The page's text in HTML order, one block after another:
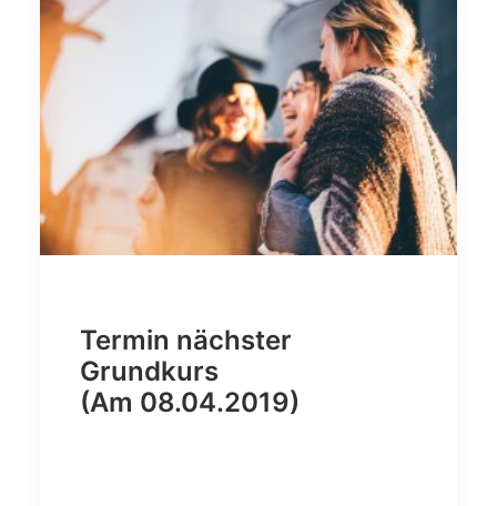
Termin nächster
Grundkurs
(Am 08.04.2019)